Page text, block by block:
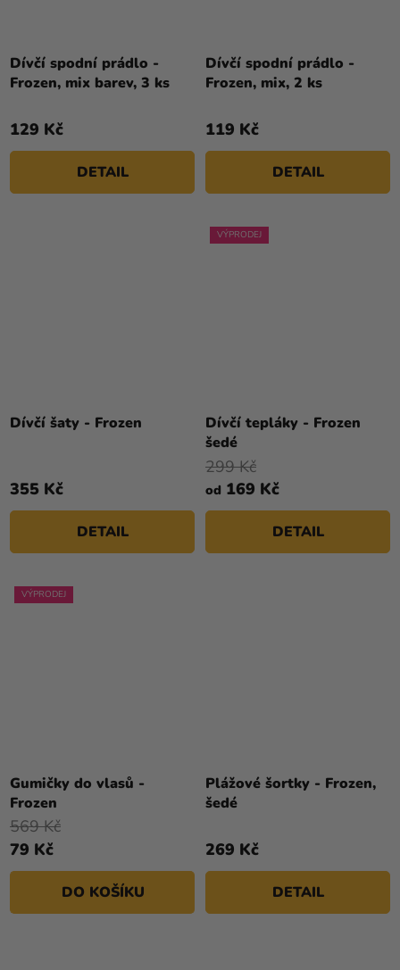
Dívčí spodní prádlo -
Frozen, mix barev, 3 ks
129 Kč
DETAIL
Dívčí spodní prádlo -
Frozen, mix, 2 ks
119 Kč
DETAIL
Dívčí šaty - Frozen
355 Kč
DETAIL
VÝPRODEJ
Dívčí tepláky - Frozen
šedé
od 169 Kč
299 Kč
DETAIL
VÝPRODEJ
Gumičky do vlasů -
Frozen
79 Kč
569 Kč
DO KOŠÍKU
Plážové šortky - Frozen,
šedé
269 Kč
DETAIL